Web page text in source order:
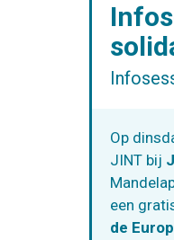
Op
JINT bij
een
de